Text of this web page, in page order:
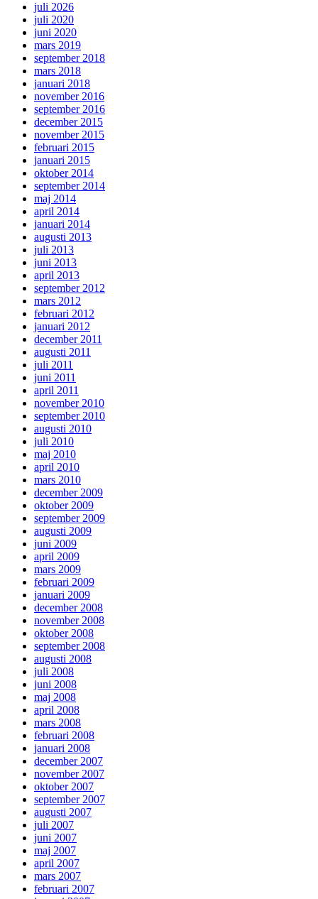
juli 2026
juli 2020
juni 2020
mars 2019
september 2018
mars 2018
januari 2018
november 2016
september 2016
december 2015
november 2015
februari 2015
januari 2015
oktober 2014
september 2014
maj 2014
april 2014
januari 2014
augusti 2013
juli 2013
juni 2013
april 2013
september 2012
mars 2012
februari 2012
januari 2012
december 2011
augusti 2011
juli 2011
juni 2011
april 2011
november 2010
september 2010
augusti 2010
juli 2010
maj 2010
april 2010
mars 2010
december 2009
oktober 2009
september 2009
augusti 2009
juni 2009
april 2009
mars 2009
februari 2009
januari 2009
december 2008
november 2008
oktober 2008
september 2008
augusti 2008
juli 2008
juni 2008
maj 2008
april 2008
mars 2008
februari 2008
januari 2008
december 2007
november 2007
oktober 2007
september 2007
augusti 2007
juli 2007
juni 2007
maj 2007
april 2007
mars 2007
februari 2007